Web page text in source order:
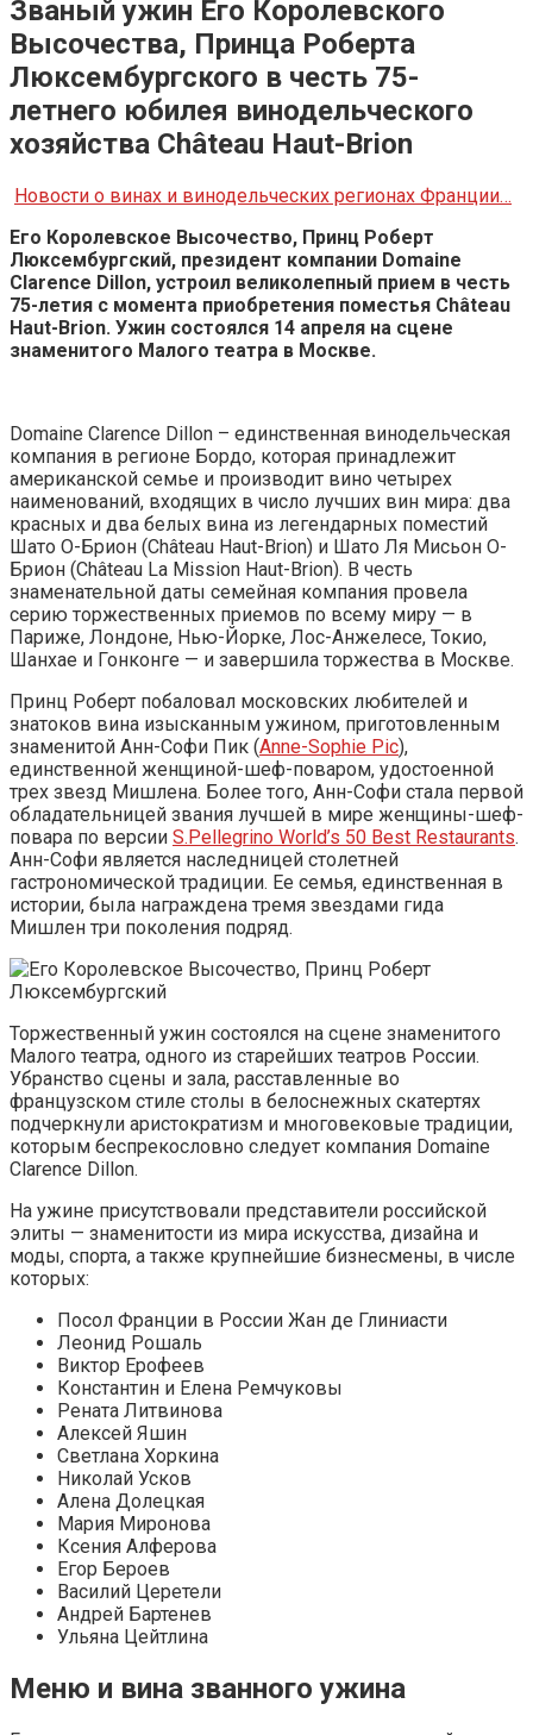
Званый ужин Его Королевского
Высочества, Принца Роберта
Люксембургского в честь 75-
летнего юбилея винодельческого
хозяйства Château Haut-Brion
Новости о винах и винодельческих регионах Франции…
Его Королевское Высочество, Принц Роберт
Люксембургский, президент компании Domaine
Clarence Dillon, устроил великолепный прием в честь
75-летия с момента приобретения поместья Château
Haut-Brion. Ужин состоялся 14 апреля на сцене
знаменитого Малого театра в Москве.
Domaine Clarence Dillon – единственная винодельческая
компания в регионе Бордо, которая принадлежит
американской семье и производит вино четырех
наименований, входящих в число лучших вин мира: два
красных и два белых вина из легендарных поместий
Шато О-Брион (Château Haut-Brion) и Шато Ля Мисьон О-
Брион (Château La Mission Haut-Brion). В честь
знаменательной даты семейная компания провела
серию торжественных приемов по всему миру — в
Париже, Лондоне, Нью-Йорке, Лос-Анжелесе, Токио,
Шанхае и Гонконге — и завершила торжества в Москве.
Принц Роберт побаловал московских любителей и
знатоков вина изысканным ужином, приготовленным
знаменитой Анн-Софи Пик (Anne-Sophie Pic),
единственной женщиной-шеф-поваром, удостоенной
трех звезд Мишлена. Более того, Анн-Софи стала первой
обладательницей звания лучшей в мире женщины-шеф-
повара по версии S.Pellegrino World’s 50 Best Restaurants.
Анн-Софи является наследницей столетней
гастрономической традиции. Ее семья, единственная в
истории, была награждена тремя звездами гида
Мишлен три поколения подряд.
Торжественный ужин состоялся на сцене знаменитого
Малого театра, одного из старейших театров России.
Убранство сцены и зала, расставленные во
французском стиле столы в белоснежных скатертях
подчеркнули аристократизм и многовековые традиции,
которым беспрекословно следует компания Domaine
Clarence Dillon.
На ужине присутствовали представители российской
элиты — знаменитости из мира искусства, дизайна и
моды, спорта, а также крупнейшие бизнесмены, в числе
которых:
Посол Франции в России Жан де Глиниасти
Леонид Рошаль
Виктор Ерофеев
Константин и Елена Ремчуковы
Рената Литвинова
Алексей Яшин
Светлана Хоркина
Николай Усков
Алена Долецкая
Мария Миронова
Ксения Алферова
Егор Бероев
Василий Церетели
Андрей Бартенев
Ульяна Цейтлина
Меню и вина званного ужина